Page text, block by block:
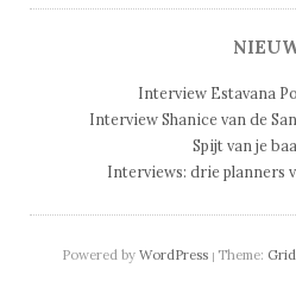
Interview Estavana
Interview Shanice van de
Spijt van je
Interviews: drie planners
Powered by WordPress | Theme: